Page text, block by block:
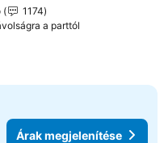
1174
a parttól
Árak megjelenítése